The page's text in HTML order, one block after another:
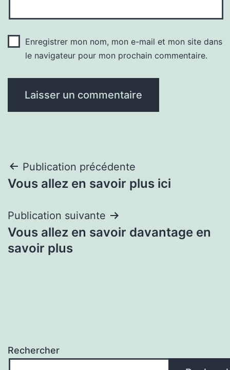
Enregistrer mon nom, mon e-mail et mon site dans
le navigateur pour mon prochain commentaire.
Navigation
de
l’article
Publication précédente
Vous allez en savoir plus ici
Publication suivante
Vous allez en savoir davantage en
savoir plus
Rechercher